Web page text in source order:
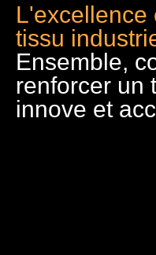
L'excellence
tissu
Ensemble,
renforcer un
innove et